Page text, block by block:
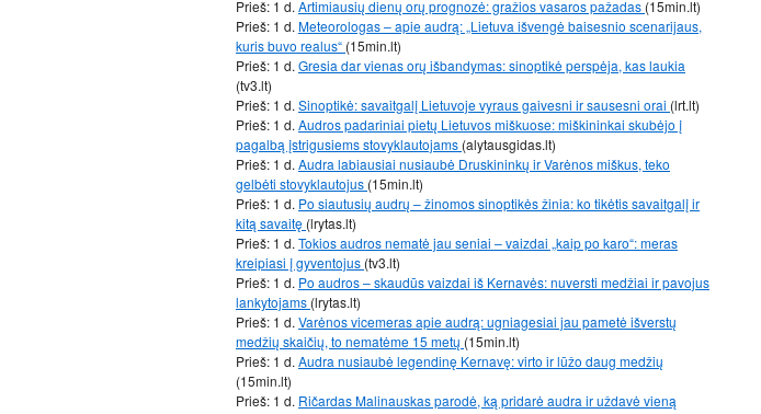
Prieš: 1 d. Artimiausių dienų orų prognozė: gražios vasaros pažadas (15min.lt)
Prieš: 1 d. Meteorologas – apie audrą: „Lietuva išvengė baisesnio scenarijaus,
kuris buvo realus“ (15min.lt)
Prieš: 1 d. Gresia dar vienas orų išbandymas: sinoptikė perspėja, kas laukia
(tv3.lt)
Prieš: 1 d. Sinoptikė: savaitgalį Lietuvoje vyraus gaivesni ir sausesni orai (lrt.lt)
Prieš: 1 d. Audros padariniai pietų Lietuvos miškuose: miškininkai skubėjo į
pagalbą įstrigusiems stovyklautojams (alytausgidas.lt)
Prieš: 1 d. Audra labiausiai nusiaubė Druskininkų ir Varėnos miškus, teko
gelbėti stovyklautojus (15min.lt)
Prieš: 1 d. Po siautusių audrų – žinomos sinoptikės žinia: ko tikėtis savaitgalį ir
kitą savaitę (lrytas.lt)
Prieš: 1 d. Tokios audros nematė jau seniai – vaizdai „kaip po karo“: meras
kreipiasi į gyventojus (tv3.lt)
Prieš: 1 d. Po audros – skaudūs vaizdai iš Kernavės: nuversti medžiai ir pavojus
lankytojams (lrytas.lt)
Prieš: 1 d. Varėnos vicemeras apie audrą: ugniagesiai jau pametė išverstų
medžių skaičių, to nematėme 15 metų (15min.lt)
Prieš: 1 d. Audra nusiaubė legendinę Kernavę: virto ir lūžo daug medžių
(15min.lt)
Prieš: 1 d. Ričardas Malinauskas parodė, ką pridarė audra ir uždavė vieną